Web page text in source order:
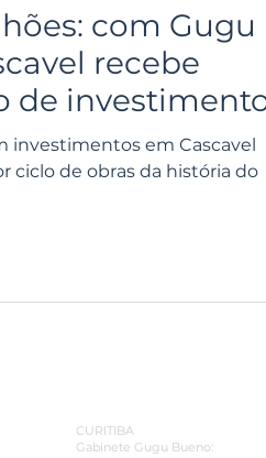
com Gugu
recebe
de
investimentos em Cascavel
ciclo de obras da história do
CURITIBA
Gabinete Gugu Bueno: